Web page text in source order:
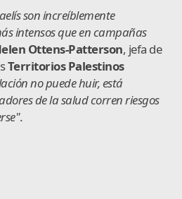
son increíblemente
intensos que en campañas
Ottens-Patterson, jefa de
Territorios Palestinos
no puede huir, está
de la salud corren riesgos
.